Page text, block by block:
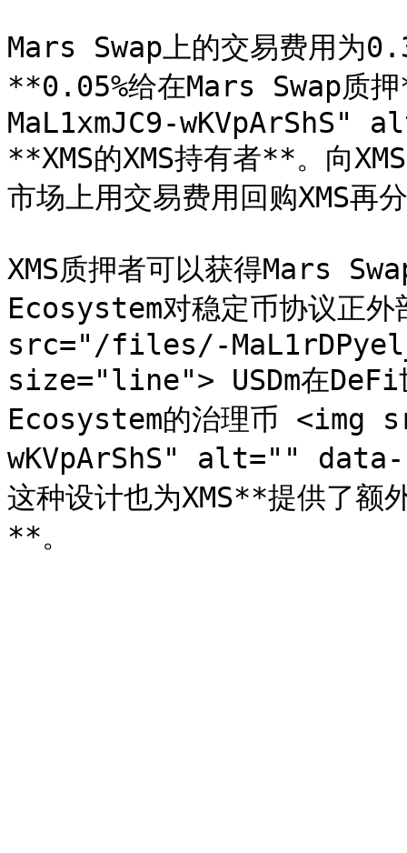
Mars Swap上的交易费用为
**0.05%给在Mars Swap
MaL1xmJC9-
**XMS的XMS持有者**。向
市场上用交易费用回购XMS再
XMS质押者可以获得Mars
Ecosystem对稳定币协议正
src="/files/-
size="line"> USDm在DeFi
Ecosystem的治理币
wKVpArShS" alt=""
这种设计也为XMS**提供了额